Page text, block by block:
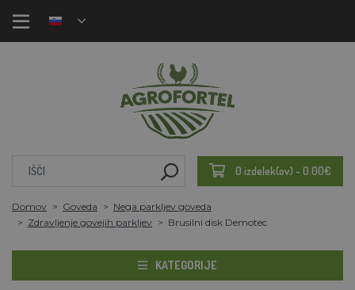
0 izdelek(ov) - 0.00€
Domov Goveda
Nega parkljev goveda
Zdravljenje govejih parkljev
Brusilni disk Demotec
KATEGORIJE